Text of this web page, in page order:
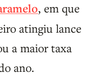
, em que
atingiu lance
a maior taxa
ano.